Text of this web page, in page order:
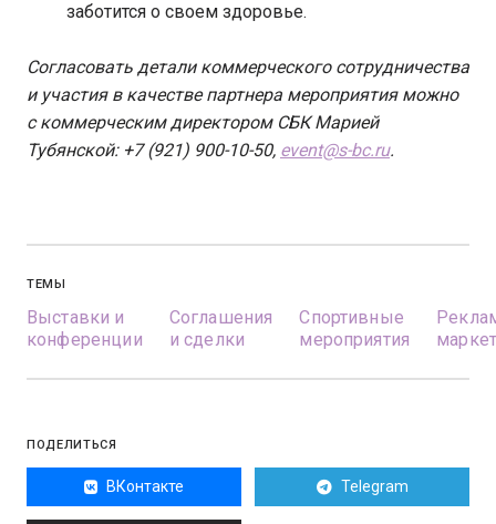
заботится о своем здоровье.
Согласовать детали коммерческого сотрудничества
и участия в качестве партнера мероприятия можно
с коммерческим директором СБК Марией
Тубянской: +7 (921) 900-10-50, event@s-bc.ru.
ТЕМЫ
Выставки и
конференции
Соглашения
и сделки
Спортивные
мероприятия
ПОДЕЛИТЬСЯ
ВКонтакте Telegram